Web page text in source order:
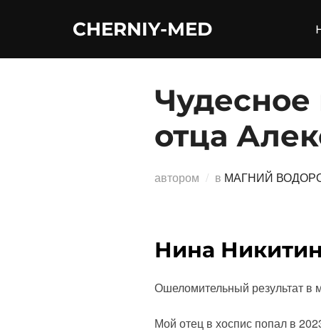
CHERNIY-MED
Чудесное
отца
автором в МАГНИЙ
Нина
Ошеломительный результат в
Мой отец в хоспис попал в